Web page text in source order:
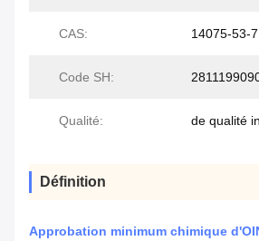
CAS: 14075-53-7
Code SH:
Qualité: de qualité
Définition
Approbation minimum chimique